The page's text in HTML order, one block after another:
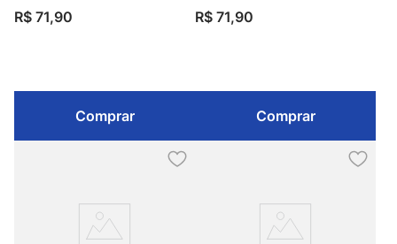
Glamour Kapazi
R$ 71,90
Comprar
Floral Kapazi
R$ 71,90
Comprar